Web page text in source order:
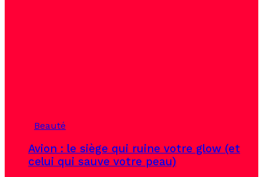
Beauté
Avion : le siège qui ruine votre glow (et
celui qui sauve votre peau)